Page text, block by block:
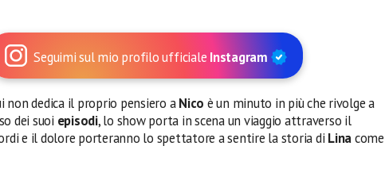
Seguimi sul mio profilo ufficiale Instagram
non dedica il proprio pensiero aNico è un minuto in più che rivolge a
dei suoi episodi, lo show porta in scena un viaggio attraverso il
e il dolore porteranno lo spettatore a sentire la storia di Linacome